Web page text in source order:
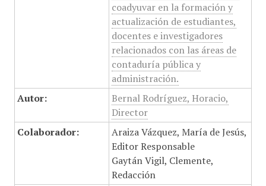
coadyuvar en la formación y
actualización de estudiantes,
docentes e investigadores
relacionados con las áreas de
contaduría pública y
administración.
Autor:
Bernal Rodríguez, Horacio,
Director
Colaborador:
Araiza Vázquez, María de Jesús,
Editor Responsable
Gaytán Vigil, Clemente,
Redacción